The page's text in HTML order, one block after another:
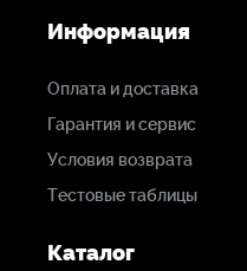
Информация
Оплата и доставка
Гарантия и сервис
Условия возврата
Тестовые таблицы
Каталог